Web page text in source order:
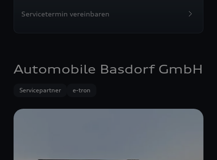
Servicetermin vereinbaren
Automobile Basdorf GmbH
Servicepartner e-tron